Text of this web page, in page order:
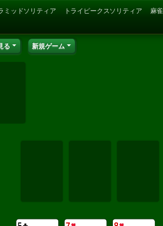
ミッドソリティア トライピークスソリティア 麻雀
る 新規ゲーム